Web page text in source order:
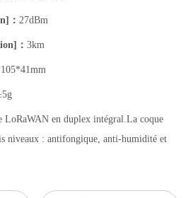
：27dBm
：3km
LoRaWAN en duplex intégral.La coque
niveaux : antifongique, anti-humidité et